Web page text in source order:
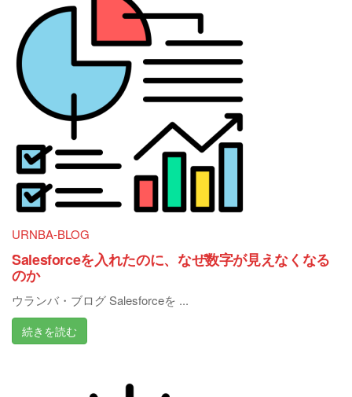
URNBA-BLOG
Salesforceを入れたのに、なぜ数字が見えなくなる
のか
ウランバ・ブログ Salesforceを ...
続きを読む